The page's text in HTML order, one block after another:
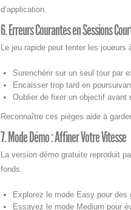
d’application.
6. Erreurs Courantes en Sessions
Le jeu rapide peut tenter les
Surenchérir sur un seul tour par
Encaisser trop tard en
Oublier de fixer un objectif avant
Reconnaître ces pièges aide à
7. Mode Démo : Affiner Votre Vitesse
La version démo gratuite reproduit
fonds.
Explorez le mode Easy pour des
Essayez le mode Medium pour